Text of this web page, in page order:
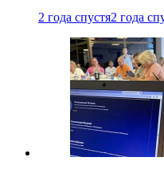
2 года спустя2 года